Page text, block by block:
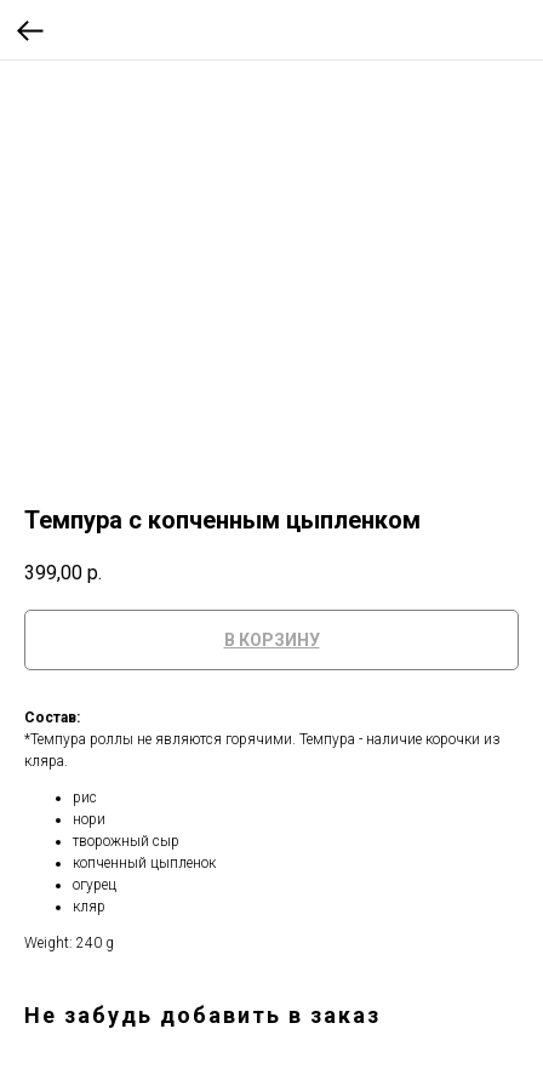
Темпура с копченным цыпленком
399,00 р.
В КОРЗИНУ
Состав:
*Темпура роллы не являются горячими. Темпура - наличие корочки из
кляра.
рис
нори
творожный сыр
копченный цыпленок
огурец
кляр
Weight: 240 g
Не забудь добавить в заказ